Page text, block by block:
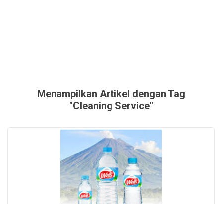
Menampilkan Artikel dengan Tag
"Cleaning Service"